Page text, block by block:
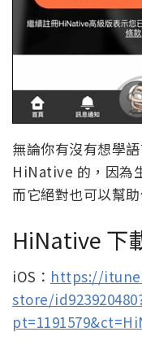
無論你有沒有想學
HiNative 的，因為
而它絕對也可以幫助
HiNative 下
iOS： https://
store/